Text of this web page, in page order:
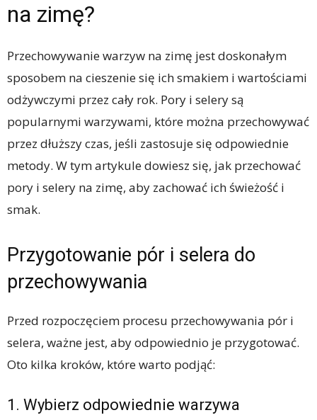
na zimę?
Przechowywanie warzyw na zimę jest doskonałym
sposobem na cieszenie się ich smakiem i wartościami
odżywczymi przez cały rok. Pory i selery są
popularnymi warzywami, które można przechowywać
przez dłuższy czas, jeśli zastosuje się odpowiednie
metody. W tym artykule dowiesz się, jak przechować
pory i selery na zimę, aby zachować ich świeżość i
smak.
Przygotowanie pór i selera do
przechowywania
Przed rozpoczęciem procesu przechowywania pór i
selera, ważne jest, aby odpowiednio je przygotować.
Oto kilka kroków, które warto podjąć:
1. Wybierz odpowiednie warzywa